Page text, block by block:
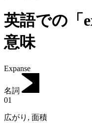
英語での「
意味
Expanse
名詞
01
広がり , 面積